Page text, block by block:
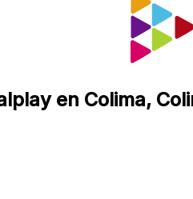
en Colima,